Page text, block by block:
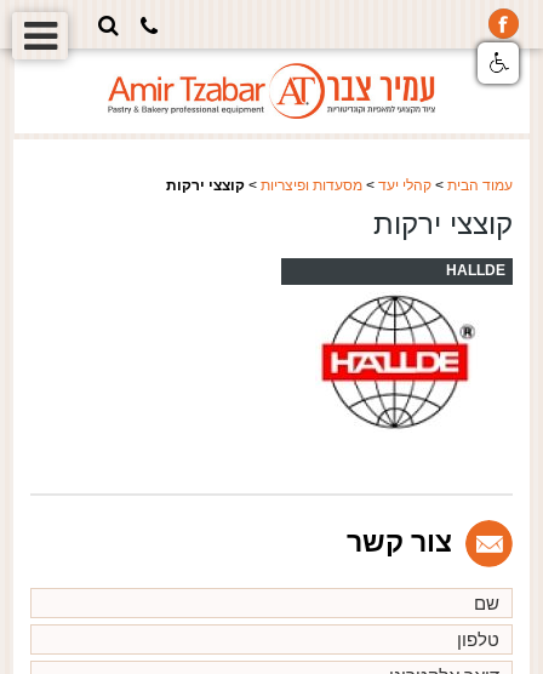
עמוד הבית> קהלי יעד> מסעדות ופיצריות> קוצצי ירקות
קוצצי ירקות
HALLDE
צור קשר